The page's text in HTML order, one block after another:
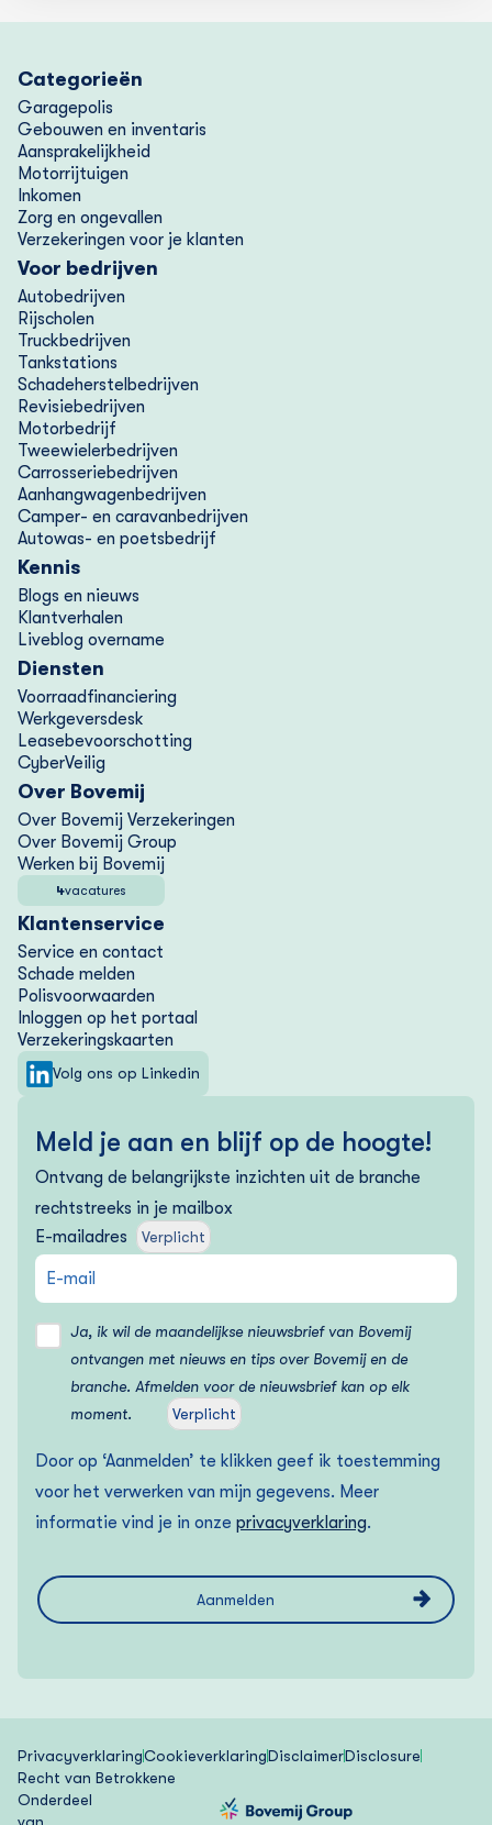
Categorieën
Garagepolis
Gebouwen en inventaris
Aansprakelijkheid
Motorrijtuigen
Inkomen
Zorg en ongevallen
Verzekeringen voor je klanten
Voor bedrijven
Autobedrijven
Rijscholen
Truckbedrijven
Tankstations
Schadeherstelbedrijven
Revisiebedrijven
Motorbedrijf
Tweewielerbedrijven
Carrosseriebedrijven
Aanhangwagenbedrijven
Camper- en caravanbedrijven
Autowas- en poetsbedrijf
Kennis
Blogs en nieuws
Klantverhalen
Liveblog overname
Diensten
Voorraad­financiering
Werkgeversdesk
Lease­bevoorschotting
CyberVeilig
Over Bovemij
Over Bovemij Verzekeringen
Over Bovemij Group
Werken bij Bovemij
4vacatures
Klantenservice
Service en contact
Schade melden
Polisvoorwaarden
Inloggen op het portaal
Verzekering­skaarten
Volg ons op Linkedin
Meld je aan en blijf op de hoogte!
Ontvang de belangrijkste inzichten uit de branche
rechtstreeks in je mailbox
E-mailadres
Verplicht
Ja, ik wil de maandelijkse nieuwsbrief van Bovemij
ontvangen met nieuws en tips over Bovemij en de
branche. Afmelden voor de nieuwsbrief kan op elk
moment.
Verplicht
Door op ‘Aanmelden’ te klikken geef ik toestemming
voor het verwerken van mijn gegevens. Meer
informatie vind je in onze privacyverklaring.
PrivacyverklaringCookieverklaringDisclaimerDisclosure
Recht van Betrokkene
Onderdeel